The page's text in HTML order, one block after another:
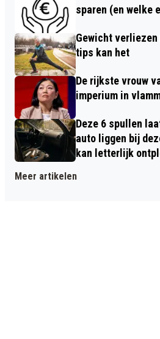
sparen (en welke
Gewicht verliezen
tips kan het
De rijkste vrouw
imperium in
Deze 6 spullen
auto liggen bij
kan letterlijk
Meer artikelen